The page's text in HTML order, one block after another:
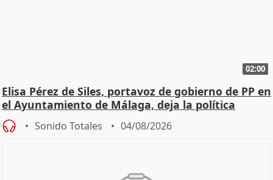
02:00
Elisa Pérez de Siles, portavoz de gobierno de PP en
el Ayuntamiento de Málaga, deja la política
Sonido Totales 04/08/2026